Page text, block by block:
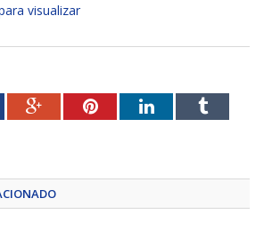
visualizar
Google+PinterestLinkedInTumblr